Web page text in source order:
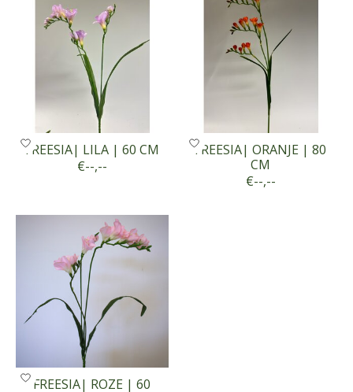
FREESIA| LILA | 60 CM
€--,--
FREESIA| ORANJE | 80
CM
€--,--
FREESIA| ROZE | 60